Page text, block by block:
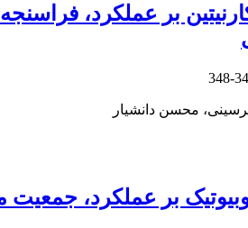
بر عملکرد،
341-
محسن دانشیار
بر عملکرد،